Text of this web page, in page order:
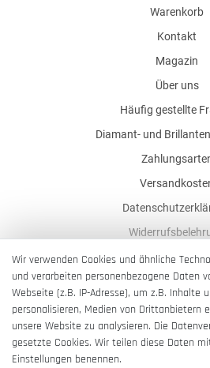
Warenkorb
Kontakt
Magazin
Über uns
Häufig gestellte
Diamant- und
AGB
Impressum
Wir verwenden Cookies und ähnliche
und verarbeiten personenbezogene Daten
Webseite (z.B. IP-Adresse), um z.B. Inhalte
personalisieren, Medien von Drittanbietern
unsere Website zu analysieren. Die
gesetzte Cookies. Wir teilen diese Daten
Einstellungen benennen.